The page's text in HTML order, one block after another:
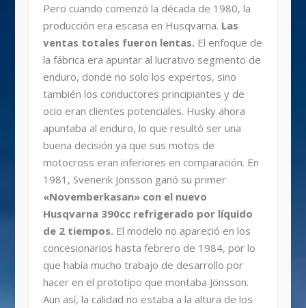
Pero cuando comenzó la década de 1980, la
producción era escasa en Husqvarna. Las
ventas totales fueron lentas. El enfoque de
la fábrica era apuntar al lucrativo segmento de
enduro, donde no solo los expertos, sino
también los conductores principiantes y de
ocio eran clientes potenciales. Husky ahora
apuntaba al enduro, lo que resultó ser una
buena decisión ya que sus motos de
motocross eran inferiores en comparación. En
1981, Svenerik Jönsson ganó su primer
«Novemberkasan» con el nuevo
Husqvarna 390cc refrigerado por líquido
de 2 tiempos. El modelo no apareció en los
concesionarios hasta febrero de 1984, por lo
que había mucho trabajo de desarrollo por
hacer en el prototipo que montaba Jönsson.
Aun así, la calidad no estaba a la altura de los